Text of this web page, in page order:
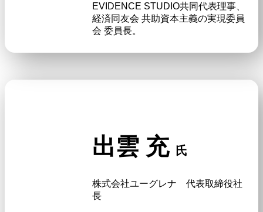
EVIDENCE STUDIO共同代表理事、
経済同友会 共助資本主義の実現委員
会 委員長。
出雲 充 氏
株式会社ユーグレナ 代表取締役社
長